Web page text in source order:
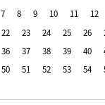
7 8 9 10 11 12
22 23 24 25 26
36 37 38 39 40
50 51 52 53 54